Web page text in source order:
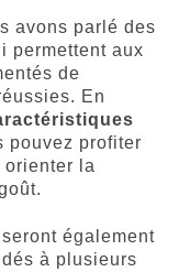
avons parlé des
permettent aux
de
En
pouvez profiter
la
également
à plusieurs